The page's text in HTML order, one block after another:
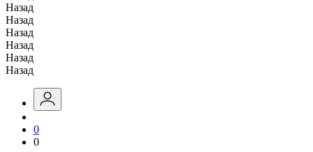
Назад
Назад
Назад
Назад
Назад
Назад
0
0